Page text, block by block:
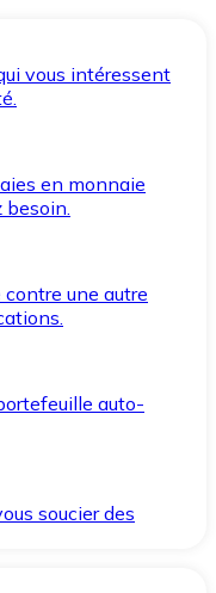
vous intéressent
en monnaie
besoin.
une autre
auto-
soucier des